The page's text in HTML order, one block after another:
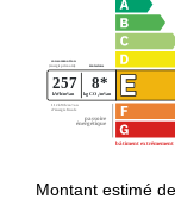
Montant estimé